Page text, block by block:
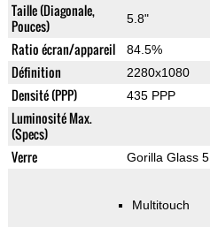
Taille (Diagonale,
Pouces)
5.8"
Ratio écran/appareil 84.5%
Définition 2280x1080
Densité (PPP) 435 PPP
Luminosité Max.
(Specs)
Verre Gorilla Glass 5
Multitouch